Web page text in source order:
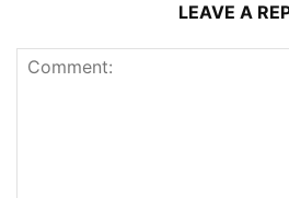
LEAVE A